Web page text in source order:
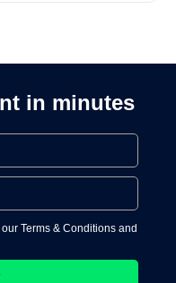
in minutes
Terms & Conditions and